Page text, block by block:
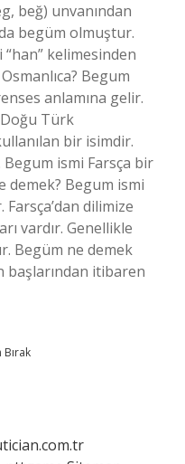
beğ) unvanından
begüm olmuştur.
“han” kelimesinden
Begum
anlamına gelir.
Türk
bir isimdir.
Begum ismi Farsça bir
demek? Begum ismi
dilimize
vardır. Genellikle
Begüm ne demek
başlarından itibaren